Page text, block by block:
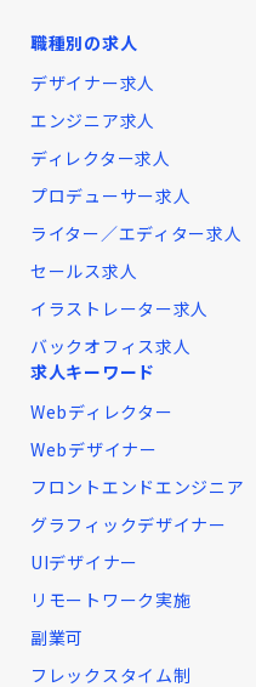
職種別の求人
デザイナー求人
エンジニア求人
ディレクター求人
プロデューサー求人
ライター／エディター求人
セールス求人
イラストレーター求人
バックオフィス求人
求人キーワード
Webディレクター
Webデザイナー
フロントエンドエンジニア
グラフィックデザイナー
UIデザイナー
リモートワーク実施
副業可
フレックスタイム制